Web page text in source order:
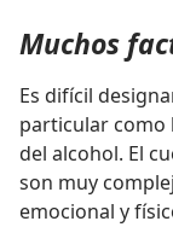
Muchos
Es difícil
particular como
del alcohol. El
son muy
emocional y